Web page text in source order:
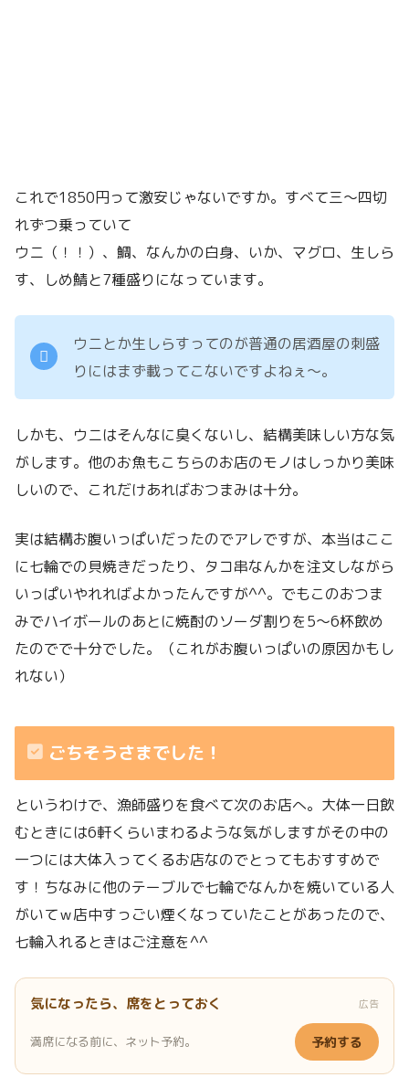
これで1850円って激安じゃないですか。すべて三〜四切
れずつ乗っていて
ウニ（！！）、鯛、なんかの白身、いか、マグロ、生しら
す、しめ鯖と7種盛りになっています。
ウニとか生しらすってのが普通の居酒屋の刺盛
りにはまず載ってこないですよねぇ〜。
しかも、ウニはそんなに臭くないし、結構美味しい方な気
がします。他のお魚もこちらのお店のモノはしっかり美味
しいので、これだけあればおつまみは十分。
実は結構お腹いっぱいだったのでアレですが、本当はここ
に七輪での貝焼きだったり、タコ串なんかを注文しながら
いっぱいやれればよかったんですが^^。でもこのおつま
みでハイボールのあとに焼酎のソーダ割りを5〜6杯飲め
たのでで十分でした。（これがお腹いっぱいの原因かもし
れない）
ごちそうさまでした！
というわけで、漁師盛りを食べて次のお店へ。大体一日飲
むときには6軒くらいまわるような気がしますがその中の
一つには大体入ってくるお店なのでとってもおすすめで
す！ちなみに他のテーブルで七輪でなんかを焼いている人
がいてｗ店中すっごい煙くなっていたことがあったので、
七輪入れるときはご注意を^^
気になったら、席をとっておく 広告
満席になる前に、ネット予約。 予約する